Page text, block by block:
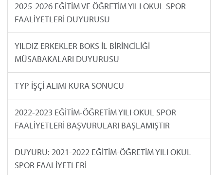
2025-2026 EĞİTİM VE ÖĞRETİM YILI OKUL SPOR
FAALİYETLERİ DUYURUSU
YILDIZ ERKEKLER BOKS İL BİRİNCİLİĞİ
MÜSABAKALARI DUYURUSU
TYP İŞÇİ ALIMI KURA SONUCU
2022-2023 EĞİTİM-ÖĞRETİM YILI OKUL SPOR
FAALİYETLERİ BAŞVURULARI BAŞLAMIŞTIR
DUYURU: 2021-2022 EĞİTİM-ÖĞRETİM YILI OKUL
SPOR FAALİYETLERİ